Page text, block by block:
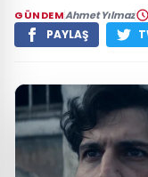
GÜNDEMAhmet Yılmaz
PAYLAŞ